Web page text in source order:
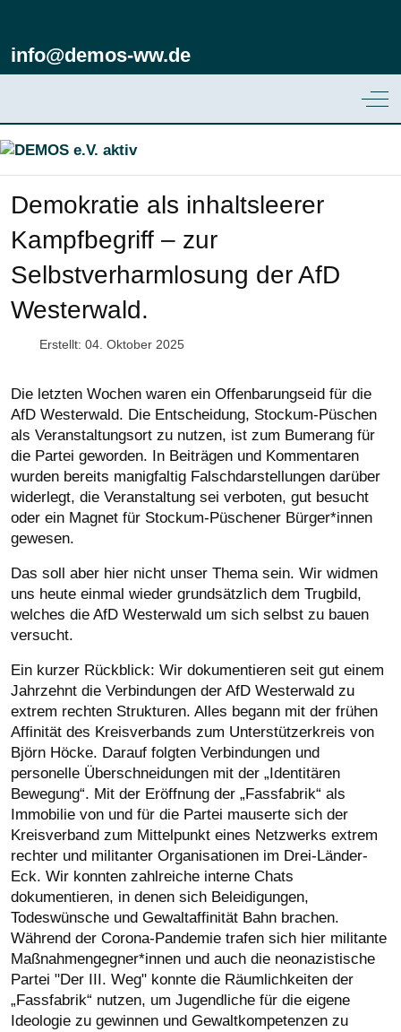
info@demos-ww.de
Demokratie als inhaltsleerer
Kampfbegriff – zur
Selbstverharmlosung der AfD
Westerwald.
Erstellt: 04. Oktober 2025
Die letzten Wochen waren ein Offenbarungseid für die
AfD Westerwald. Die Entscheidung, Stockum-Püschen
als Veranstaltungsort zu nutzen, ist zum Bumerang für
die Partei geworden. In Beiträgen und Kommentaren
wurden bereits manigfaltig Falschdarstellungen darüber
widerlegt, die Veranstaltung sei verboten, gut besucht
oder ein Magnet für Stockum-Püschener Bürger*innen
gewesen.
Das soll aber hier nicht unser Thema sein. Wir widmen
uns heute einmal wieder grundsätzlich dem Trugbild,
welches die AfD Westerwald um sich selbst zu bauen
versucht.
Ein kurzer Rückblick: Wir dokumentieren seit gut einem
Jahrzehnt die Verbindungen der AfD Westerwald zu
extrem rechten Strukturen. Alles begann mit der frühen
Affinität des Kreisverbands zum Unterstützerkreis von
Björn Höcke. Darauf folgten Verbindungen und
personelle Überschneidungen mit der „Identitären
Bewegung“. Mit der Eröffnung der „Fassfabrik“ als
Immobilie von und für die Partei mauserte sich der
Kreisverband zum Mittelpunkt eines Netzwerks extrem
rechter und militanter Organisationen im Drei-Länder-
Eck. Wir konnten zahlreiche interne Chats
dokumentieren, in denen sich Beleidigungen,
Todeswünsche und Gewaltaffinität Bahn brachen.
Während der Corona-Pandemie trafen sich hier militante
Maßnahmengegner*innen und auch die neonazistische
Partei "Der III. Weg" konnte die Räumlichkeiten der
„Fassfabrik“ nutzen, um Jugendliche für die eigene
Ideologie zu gewinnen und Gewaltkompetenzen zu